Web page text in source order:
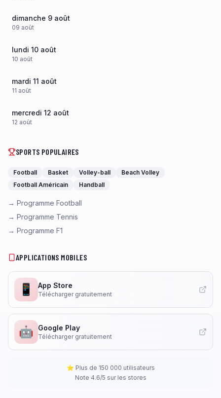
dimanche 9 août
09 août
lundi 10 août
10 août
mardi 11 août
11 août
mercredi 12 août
12 août
SPORTS POPULAIRES
Football Basket Volley-ball
Beach Volley
Football Américain
Handball
→ Programme Football
→ Programme Tennis
→ Programme F1
APPLICATIONS MOBILES
📱 App Store
Télécharger gratuitement
🤖 Google Play
Télécharger gratuitement
⭐ Plus de 150 000 utilisateurs
Note 4.6/5 sur les stores